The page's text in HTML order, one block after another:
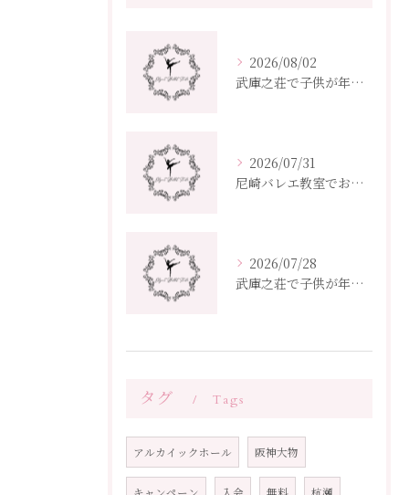
2026/08/02
武庫之荘で子供が年度から始めるバレエ教室選びとクラス編成ポイント
2026/07/31
尼崎バレエ教室でおすすめ兵庫県の選び方と子供大人向け通いやすさ比較
2026/07/28
武庫之荘で子供が年度ごとに通えるバレエ教室選びガイド
タグ Tags
アルカイックホール 阪神大物